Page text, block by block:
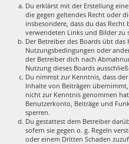
Du erklärst mit der Erstellung
die gegen geltendes Recht oder
insbesondere, dass du das
verwendeten Links und Bilder zu
Der Betreiber des Boards übt das
Nutzungsbedingungen oder
der Betreiber dich nach
Nutzung dieses Boards
Du nimmst zur Kenntnis, dass
Inhalte von Beiträgen
nicht zur Kenntnis genommen
Benutzerkonto, Beiträge und
sperren.
Du gestattest dem Betreiber
sofern sie gegen o. g. Regeln
oder einem Dritten Schaden